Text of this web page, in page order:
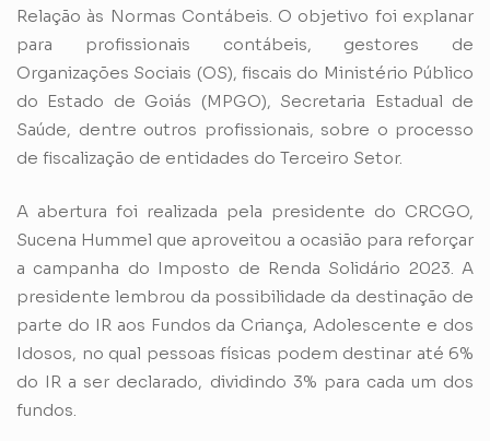
Relação às Normas Contábeis. O objetivo foi explanar
para profissionais contábeis, gestores de
Organizações Sociais (OS), fiscais do Ministério Público
do Estado de Goiás (MPGO), Secretaria Estadual de
Saúde, dentre outros profissionais, sobre o processo
de fiscalização de entidades do Terceiro Setor.
A abertura foi realizada pela presidente do CRCGO,
Sucena Hummel que aproveitou a ocasião para reforçar
a campanha do Imposto de Renda Solidário 2023. A
presidente lembrou da possibilidade da destinação de
parte do IR aos Fundos da Criança, Adolescente e dos
Idosos, no qual pessoas físicas podem destinar até 6%
do IR a ser declarado, dividindo 3% para cada um dos
fundos.